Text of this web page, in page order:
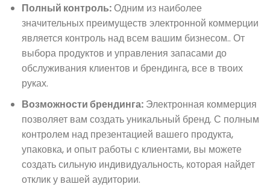
Полный контроль:Одним из наиболее
значительных преимуществ электронной коммерции
является контроль над всем вашим бизнесом.. От
выбора продуктов и управления запасами до
обслуживания клиентов и брендинга, все в твоих
руках.
Возможности брендинга:Электронная коммерция
позволяет вам создать уникальный бренд. С полным
контролем над презентацией вашего продукта,
упаковка, и опыт работы с клиентами, вы можете
создать сильную индивидуальность, которая найдет
отклик у вашей аудитории.